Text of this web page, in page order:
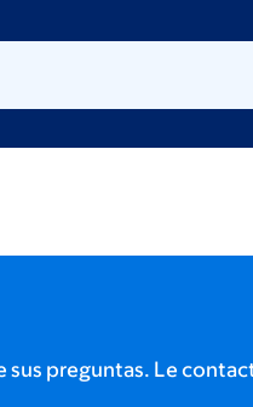
preguntas. Le